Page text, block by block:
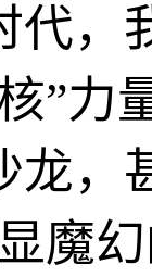
代，
”力
龙，
魔